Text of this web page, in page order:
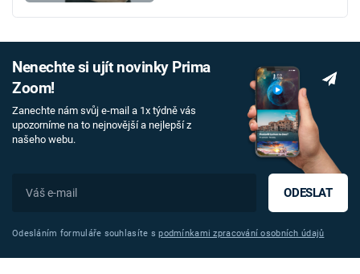
Nenechte si ujít novinky Prima
Zoom!
Zanechte nám svůj e-mail a 1x týdně vás
upozorníme na to nejnovější a nejlepší z
našeho webu.
ODESLAT
Odesláním formuláře souhlasíte spodmínkami zpracování osobních údajů